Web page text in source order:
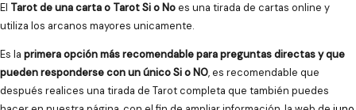
El Tarot de una carta o Tarot Si o Noes una tirada de cartas online y
utiliza los arcanos mayores unicamente.
Es la primera opción más recomendable para preguntas directas y que
pueden responderse con un único Si o NO, es recomendable que
después realices una tirada de Tarot completa que también puedes